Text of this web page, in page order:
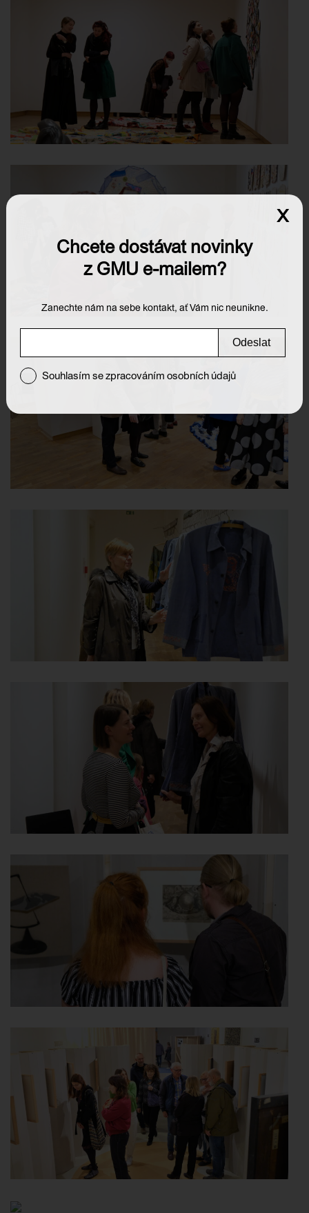
Chcete dostávat novinky
z GMU e-mailem?
Zanechte nám na sebe kontakt, ať Vám nic neunikne.
Odeslat
Souhlasím se zpracováním osobních údajů
x